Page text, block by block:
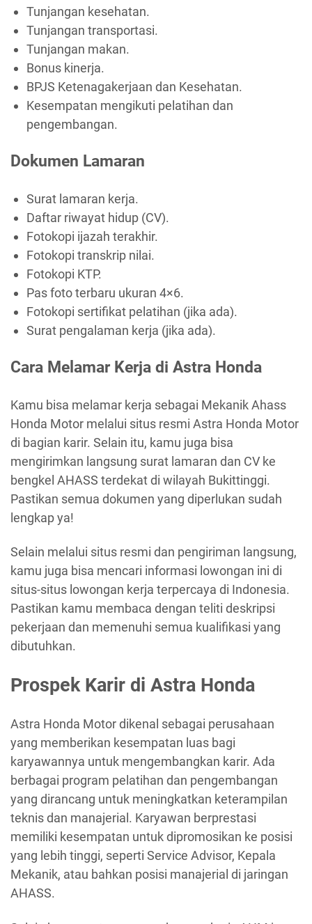
Tunjangan kesehatan.
Tunjangan transportasi.
Tunjangan makan.
Bonus kinerja.
BPJS Ketenagakerjaan dan Kesehatan.
Kesempatan mengikuti pelatihan dan
pengembangan.
Dokumen Lamaran
Surat lamaran kerja.
Daftar riwayat hidup (CV).
Fotokopi ijazah terakhir.
Fotokopi transkrip nilai.
Fotokopi KTP.
Pas foto terbaru ukuran 4×6.
Fotokopi sertifikat pelatihan (jika ada).
Surat pengalaman kerja (jika ada).
Cara Melamar Kerja di Astra Honda
Kamu bisa melamar kerja sebagai Mekanik Ahass
Honda Motor melalui situs resmi Astra Honda Motor
di bagian karir. Selain itu, kamu juga bisa
mengirimkan langsung surat lamaran dan CV ke
bengkel AHASS terdekat di wilayah Bukittinggi.
Pastikan semua dokumen yang diperlukan sudah
lengkap ya!
Selain melalui situs resmi dan pengiriman langsung,
kamu juga bisa mencari informasi lowongan ini di
situs-situs lowongan kerja terpercaya di Indonesia.
Pastikan kamu membaca dengan teliti deskripsi
pekerjaan dan memenuhi semua kualifikasi yang
dibutuhkan.
Prospek Karir di Astra Honda
Astra Honda Motor dikenal sebagai perusahaan
yang memberikan kesempatan luas bagi
karyawannya untuk mengembangkan karir. Ada
berbagai program pelatihan dan pengembangan
yang dirancang untuk meningkatkan keterampilan
teknis dan manajerial. Karyawan berprestasi
memiliki kesempatan untuk dipromosikan ke posisi
yang lebih tinggi, seperti Service Advisor, Kepala
Mekanik, atau bahkan posisi manajerial di jaringan
AHASS.